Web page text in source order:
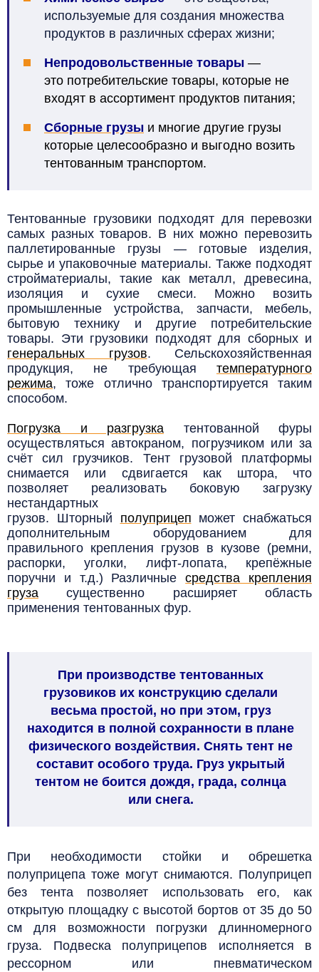
используемые для создания множества
продуктов в различных сферах жизни;
Непродовольственные товары —
это потребительские товары, которые не
входят в ассортимент продуктов питания;
Сборные грузы и многие другие грузы
которые целесообразно и выгодно возить
тентованным транспортом.
Тентованные грузовики подходят для перевозки
самых разных товаров. В них можно перевозить
паллетированные грузы — готовые изделия,
сырье и упаковочные материалы. Также подходят
стройматериалы, такие как металл, древесина,
изоляция и сухие смеси. Можно возить
промышленные устройства, запчасти, мебель,
бытовую технику и другие потребительские
товары. Эти грузовики подходят для сборных и
генеральных грузов. Сельскохозяйственная
продукция, не требующая температурного
режима,тоже отлично транспортируется таким
способом.
Погрузка и разгрузка тентованной фуры
осуществляться автокраном, погрузчиком или за
счёт сил грузчиков. Тент грузовой платформы
снимается или сдвигается как штора, что
позволяет реализовать боковую загрузку
нестандартных
грузов. Шторный полуприцеп может снабжаться
дополнительным оборудованием для
правильного крепления грузов в кузове (ремни,
распорки, уголки, лифт-лопата, крепёжные
поручни и т.д.) Различныесредства крепления
груза существенно расширяет область
применения тентованных фур.
При производстве тентованных
грузовиков их конструкцию сделали
весьма простой, но при этом, груз
находится в полной сохранности в плане
физического воздействия. Снять тент не
составит особого труда. Груз укрытый
тентом не боится дождя, града, солнца
или снега.
При необходимости стойки и обрешетка
полуприцепа тоже могут снимаются. Полуприцеп
без тента позволяет использовать его, как
открытую площадку с высотой бортов от 35 до 50
см для возможности погрузки длинномерного
груза. Подвеска полуприцепов исполняется в
рессорном или пневматическом